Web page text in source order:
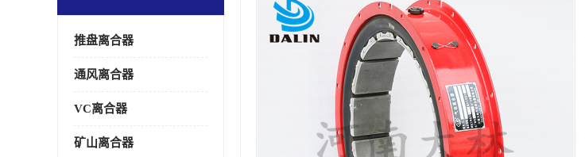
推盘离合器
通风离合器
VC离合器
矿山离合器